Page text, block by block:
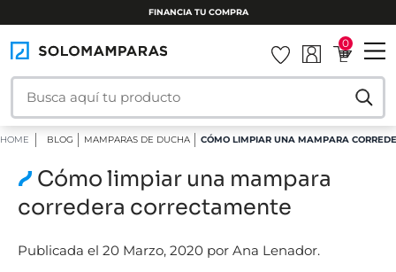
0
HOME BLOG MAMPARAS DE DUCHA CÓMO LIMPIAR UNA MAMPARA
Cómo limpiar una mampara
corredera correctamente
Publicada el 20 Marzo, 2020 por Ana Lenador.